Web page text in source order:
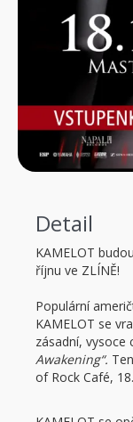
Detail
KAMELOT
říjnu ve ZLÍNĚ!
Populární
KAMELOT se
zásadní, vysoce
Awakening“.
of Rock Café,